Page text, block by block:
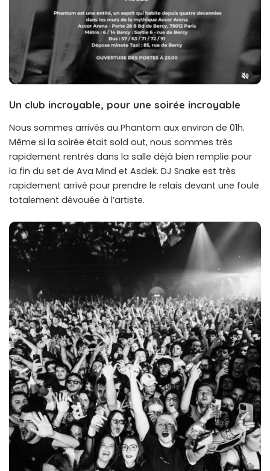
Un club incroyable, pour une soirée incroyable
Nous sommes arrivés au Phantom aux environ de 01h.
Même si la soirée était sold out, nous sommes très
rapidement rentrés dans la salle déjà bien remplie pour
la fin du set de Ava Mind et Asdek. DJ Snake est très
rapidement arrivé pour prendre le relais devant une foule
totalement dévouée à l’artiste.